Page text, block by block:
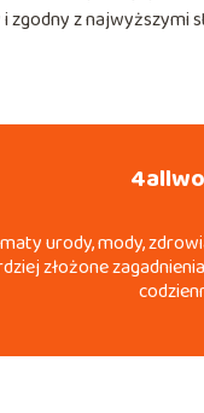
z najwyższymi
urody, mody,
złożone